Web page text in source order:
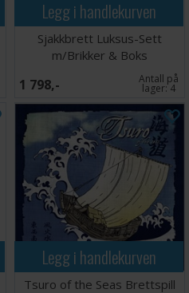
Legg i handlekurven
Sjakkbrett Luksus-Sett
m/Brikker & Boks
1 798,- Antall på
lager:4
Legg i handlekurven
Tsuro of the Seas Brettspill